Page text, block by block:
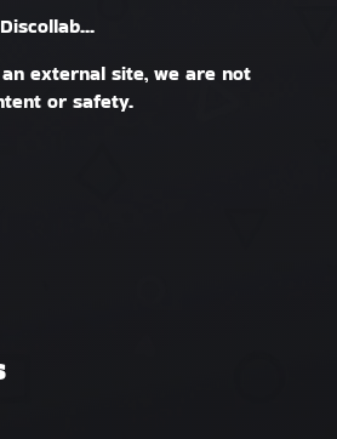
external site, we are not
or safety.